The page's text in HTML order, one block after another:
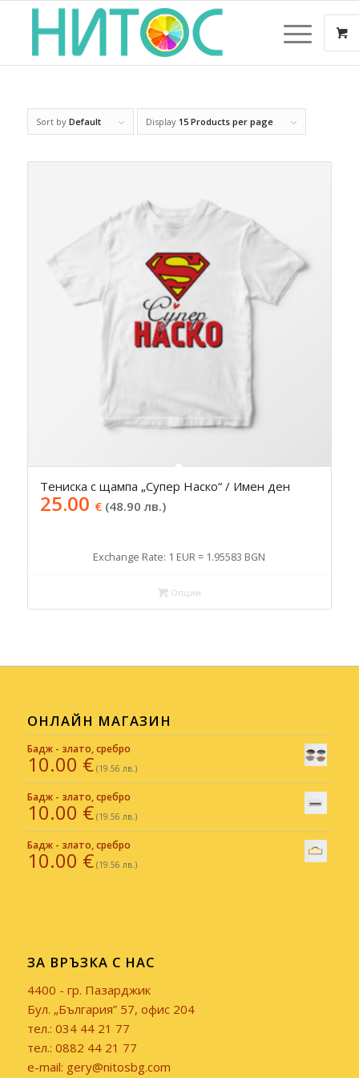
Sort by Default Display 15 Products per page
Тениска с щампа „Супер Наско“ / Имен ден
25.00 €(48.90 лв.)
Exchange Rate: 1 EUR = 1.95583 BGN
Опции
ОНЛАЙН МАГАЗИН
Бадж - злато, сребро
10.00 €(19.56 лв.)
Бадж - злато, сребро
10.00 €(19.56 лв.)
Бадж - злато, сребро
10.00 €(19.56 лв.)
ЗА ВРЪЗКА С НАС
4400 - гр. Пазарджик
Бул. „България” 57, офис 204
тел.: 034 44 21 77
тел.: 0882 44 21 77
e-mail: gery@nitosbg.com